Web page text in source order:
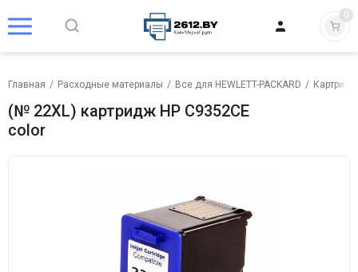
0
Главная / Расходные материалы / Все для HEWLETT-PACKARD /
(№ 22XL) картридж HP C9352CE
color